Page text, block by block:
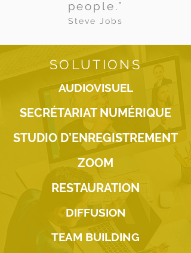
people.”
Steve Jobs
SOLUTIONS
AUDIOVISUEL
SECRÉTARIAT NUMÉRIQUE
STUDIO D’ENREGISTREMENT
ZOOM
RESTAURATION
DIFFUSION
TEAM BUILDING